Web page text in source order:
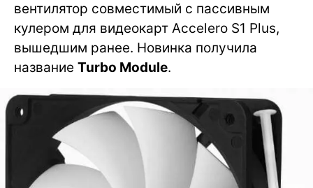
вентилятор совместимый с пассивным
кулером для видеокарт Accelero S1 Plus,
вышедшим ранее. Новинка получила
название Turbo Module.